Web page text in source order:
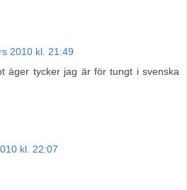
2010 kl. 21:49
äger tycker jag är för tungt i svenska
kl. 22:07